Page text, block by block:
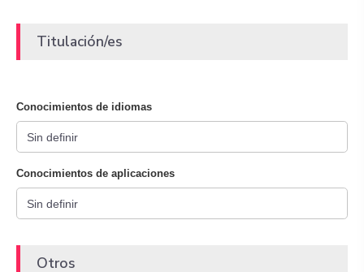
Titulación/es
Conocimientos de idiomas
Conocimientos de aplicaciones
Otros